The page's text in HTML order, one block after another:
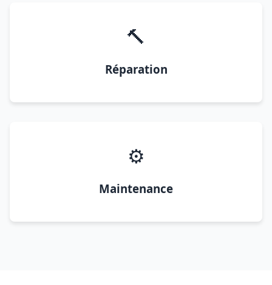
🔨
Réparation
⚙️
Maintenance